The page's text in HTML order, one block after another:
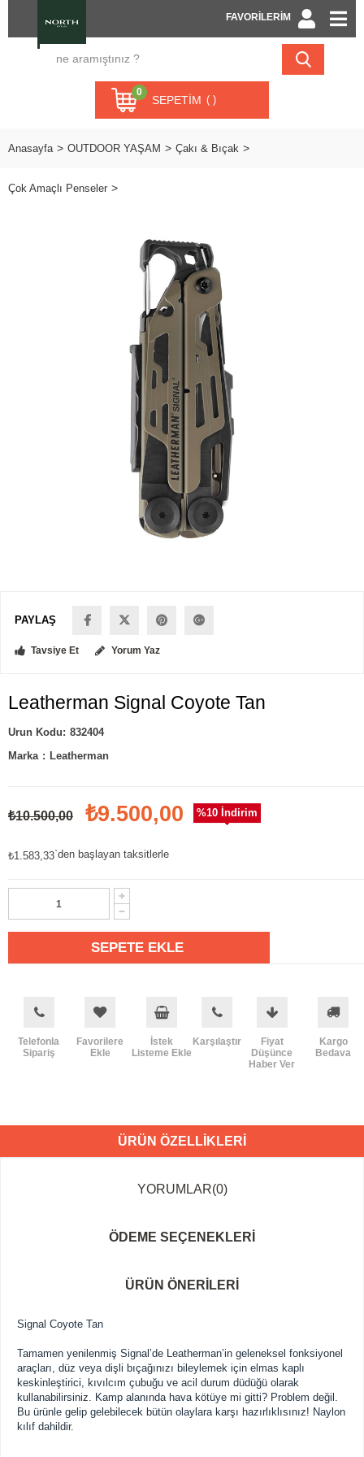
FAVORİLERİM
SEPETIM
0
Anasayfa OUTDOOR YAŞAM Çakı & Bıçak
Çok Amaçlı Penseler
PAYLAŞ
Tavsiye Et Yorum Yaz
Leatherman Signal Coyote Tan
832404
Marka : Leatherman
₺10.500,00 ₺9.500,00
₺1.583,33`den başlayan taksitlerle
%10 İndirim
Telefonla
Sipariş
Favorilere
Ekle
İstek
Listeme Ekle
Karşılaştır
Fiyat
Düşünce
Haber Ver
Kargo
Bedava
ÜRÜN ÖZELLIKLERI
YORUMLAR(0)
ÖDEME SEÇENEKLERI
ÜRÜN ÖNERILERI
Signal Coyote Tan
Tamamen yenilenmiş Signal’de Leatherman’in geleneksel fonksiyonel
araçları, düz veya dişli bıçağınızı bileylemek için elmas kaplı
keskinleştirici, kıvılcım çubuğu ve acil durum düdüğü olarak
kullanabilirsiniz. Kamp alanında hava kötüye mi gitti? Problem değil.
Bu ürünle gelip gelebilecek bütün olaylara karşı hazırlıklısınız! Naylon
kılıf dahildir.